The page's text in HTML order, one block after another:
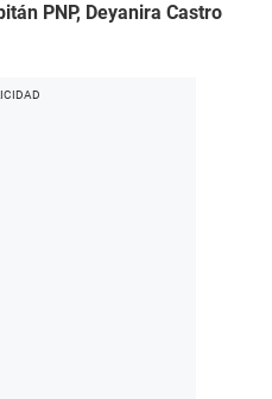
PNP, Deyanira Castro